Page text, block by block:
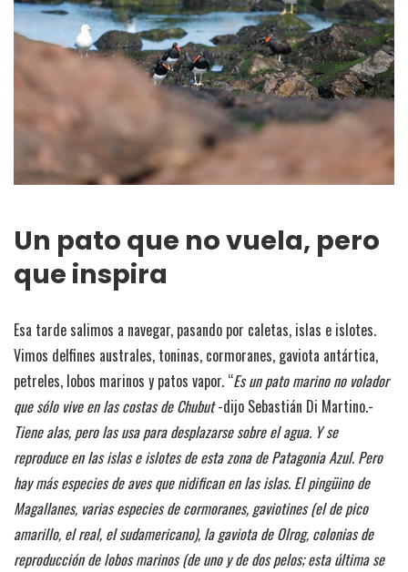
Un pato que no vuela, pero
que inspira
Esa tarde salimos a navegar, pasando por caletas, islas e islotes.
Vimos delfines australes, toninas, cormoranes, gaviota antártica,
petreles, lobos marinos y patos vapor. “Es un pato marino no volador
que sólo vive en las costas de Chubut-dijo Sebastián Di Martino.-
Tiene alas, pero las usa para desplazarse sobre el agua. Y se
reproduce en las islas e islotes de esta zona de Patagonia Azul. Pero
hay más especies de aves que nidifican en las islas. El pingüino de
Magallanes, varias especies de cormoranes, gaviotines (el de pico
amarillo, el real, el sudamericano), la gaviota de Olrog, colonias de
reproducción de lobos marinos (de uno y de dos pelos; esta última se